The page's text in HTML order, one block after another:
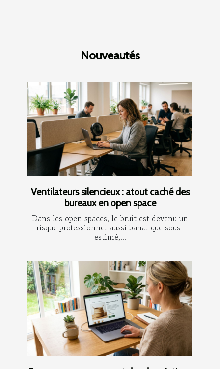
Nouveautés
Ventilateurs silencieux : atout caché des
bureaux en open space
Dans les open spaces, le bruit est devenu un
risque professionnel aussi banal que sous-
estimé,...